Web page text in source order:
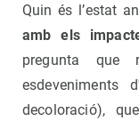
Quin és l’estat
amb els
pregunta que
esdeveniments
decoloració),